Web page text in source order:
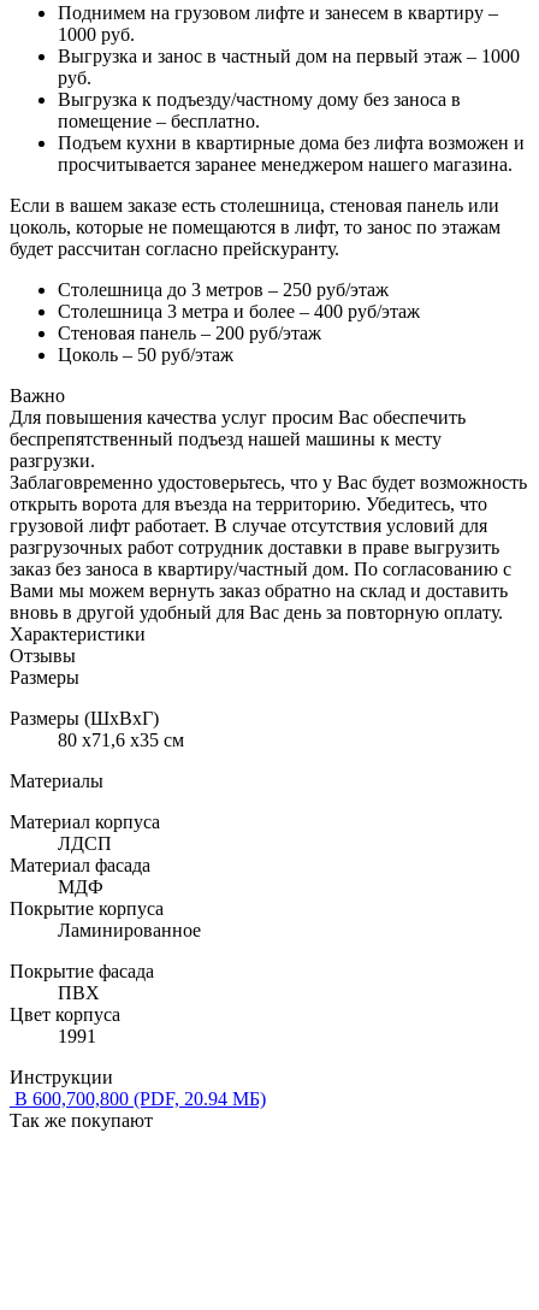
Поднимем на грузовом лифте и занесем в квартиру –
1000 руб.
Выгрузка и занос в частный дом на первый этаж – 1000
руб.
Выгрузка к подъезду/частному дому без заноса в
помещение – бесплатно.
Подъем кухни в квартирные дома без лифта возможен и
просчитывается заранее менеджером нашего магазина.
Если в вашем заказе есть столешница, стеновая панель или
цоколь, которые не помещаются в лифт, то занос по этажам
будет рассчитан согласно прейскуранту.
Столешница до 3 метров – 250 руб/этаж
Столешница 3 метра и более – 400 руб/этаж
Стеновая панель – 200 руб/этаж
Цоколь – 50 руб/этаж
Важно
Для повышения качества услуг просим Вас обеспечить
беспрепятственный подъезд нашей машины к месту
разгрузки.
Заблаговременно удостоверьтесь, что у Вас будет возможность
открыть ворота для въезда на территорию. Убедитесь, что
грузовой лифт работает. В случае отсутствия условий для
разгрузочных работ сотрудник доставки в праве выгрузить
заказ без заноса в квартиру/частный дом. По согласованию с
Вами мы можем вернуть заказ обратно на склад и доставить
вновь в другой удобный для Вас день за повторную оплату.
Характеристики
Отзывы
Размеры
Размеры (ШхВхГ)
80 x71,6 x35 см
Материалы
Материал корпуса
ЛДСП
Материал фасада
МДФ
Покрытие корпуса
Ламинированное
Покрытие фасада
ПВХ
Цвет корпуса
1991
Инструкции
В 600,700,800 (PDF, 20.94 МБ)
Так же покупают